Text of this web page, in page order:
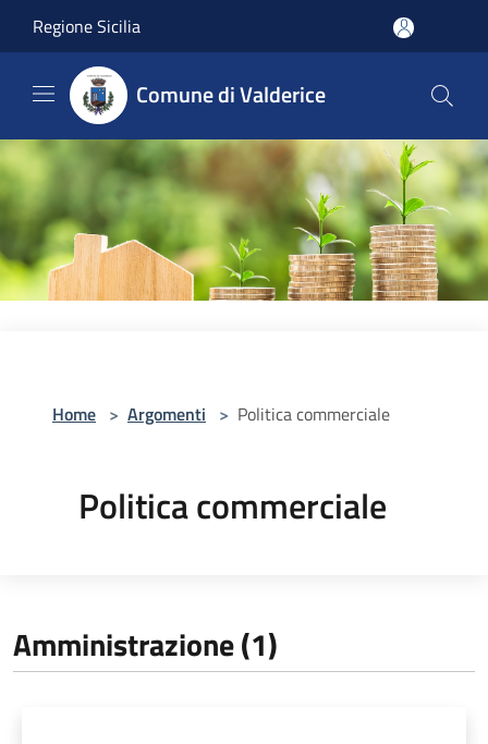
Regione Sicilia
Comune di Valderice
Home > Argomenti > Politica commerciale
Politica commerciale
Amministrazione (1)